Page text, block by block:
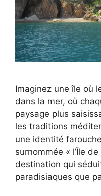
Imaginez une île où
dans la mer, où
paysage plus
les traditions
une identité
surnommée « l’Île
destination qui
paradisiaques que